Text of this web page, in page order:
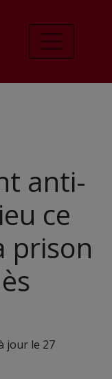
anti-
ce
prison
jour le 27